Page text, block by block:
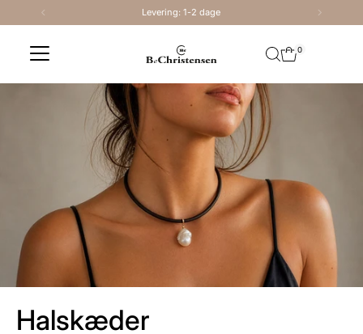
Levering: 1-2 dage
0
Halskæder